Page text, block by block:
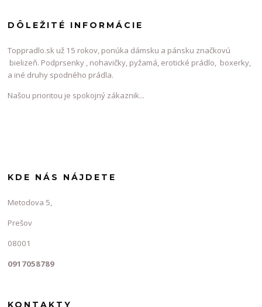
DÔLEŽITÉ INFORMÁCIE
Toppradlo.sk už 15 rokov, ponúka dámsku a pánsku značkovú
bielizeň. Podprsenky , nohavičky, pyžamá, erotické prádlo, boxerky,
a iné druhy spodného prádla.
Našou prioritou je spokojný zákaznik...
KDE NÁS NÁJDETE
Metodova 5,
Prešov
08001
0917058789
KONTAKTY